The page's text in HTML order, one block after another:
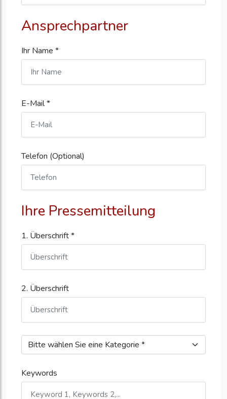
Ansprechpartner
Ihr Name *
E-Mail *
Telefon (Optional)
Ihre Pressemitteilung
1. Überschrift *
2. Überschrift
Keywords